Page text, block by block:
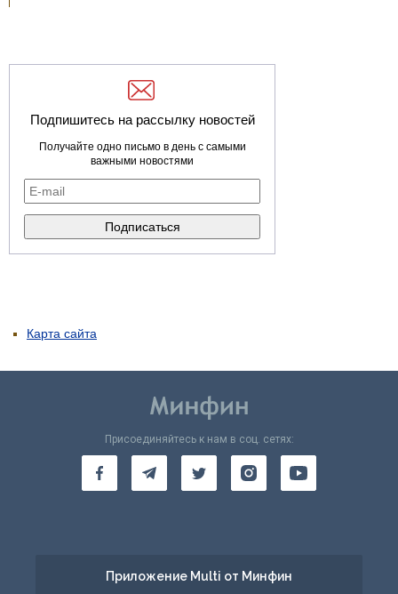
Подпишитесь на рассылку новостей
Получайте одно письмо в день с самыми
важными новостями
Карта сайта
Присоединяйтесь к нам в соц. сетях:
Приложение Multi от Минфин